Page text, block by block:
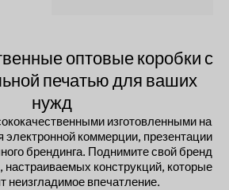
оптовые коробки с
печатью для ваших
нужд
изготовленными на
электронной коммерции, презентации
брендинга. Поднимите свой бренд
конструкций, которые
неизгладимое впечатление.